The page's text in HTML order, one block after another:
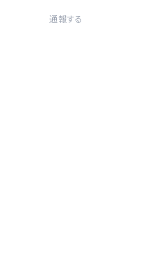
通報する